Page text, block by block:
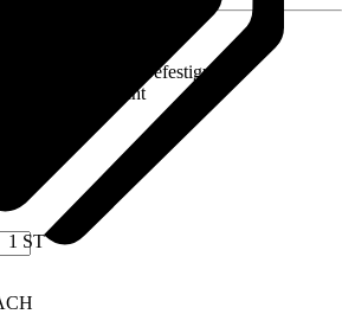
Click-Befestigung,
Einwurfschacht
1 ST